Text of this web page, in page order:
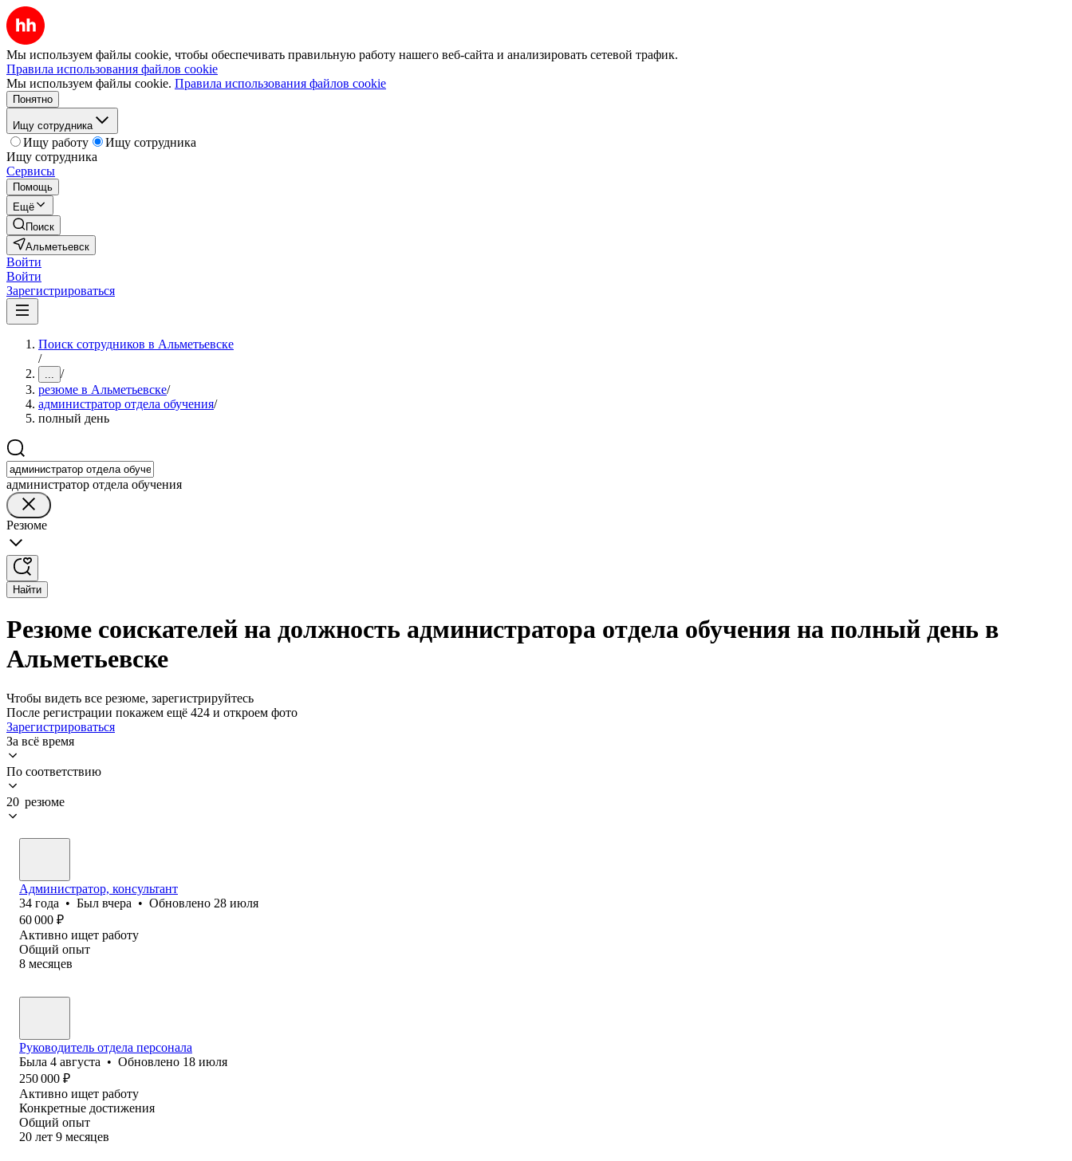
Мы используем файлы cookie, чтобы обеспечивать правильную работу нашего веб-сайта и анализировать сетевой трафик.
Правила использования файлов cookie
Мы используем файлы cookie. Правила использования файлов cookie
Понятно
Ищу сотрудника
Ищу работу
Ищу сотрудника
Ищу сотрудника
Сервисы
Помощь
Ещё
Поиск
Альметьевск
Войти
Войти
Зарегистрироваться
Поиск сотрудников в Альметьевске
/
... /
резюме в Альметьевске/
администратор отдела обучения/
полный день
администратор отдела обучения
Резюме
Найти
Резюме соискателей на должность администратора отдела обучения на полный день в
Альметьевске
Чтобы видеть все резюме, зарегистрируйтесь
После регистрации покажем ещё 424 и откроем фото
Зарегистрироваться
За всё время
По соответствию
20 резюме
Администратор, консультант
34 года • Был вчера • Обновлено 28 июля
60 000 ₽
Активно ищет работу
Общий опыт
8 месяцев
Руководитель отдела персонала
Была 4 августа • Обновлено 18 июля
250 000 ₽
Активно ищет работу
Конкретные достижения
Общий опыт
20 лет 9 месяцев